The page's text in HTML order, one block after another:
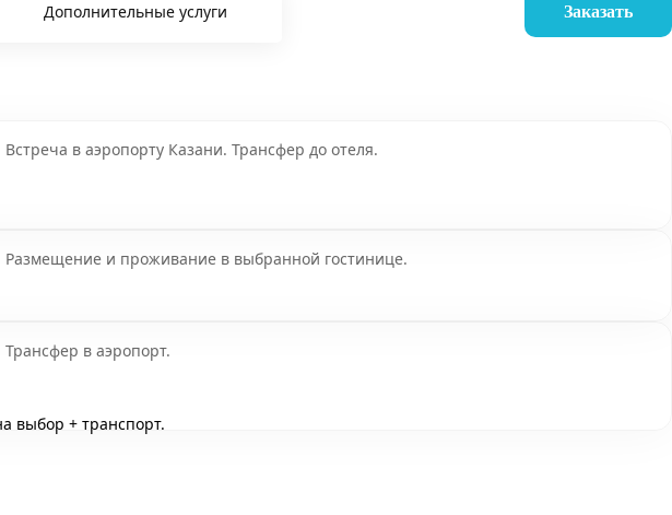
Дополнительные услуги Заказать
Встреча в аэропорту Казани. Трансфер до отеля.
Размещение и проживание в выбранной гостинице.
Трансфер в аэропорт.
выбор + транспорт.